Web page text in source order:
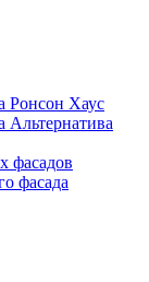
Ронсон Хаус
Альтернатива
фасадов
фасада